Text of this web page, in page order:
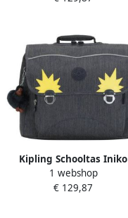
Kipling Schooltas Iniko
Marine Navy
1 webshop
€ 129,87